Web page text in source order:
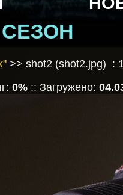
СЕЗОН
>> shot2 (shot2.jpg) :
0%:: Загружено: